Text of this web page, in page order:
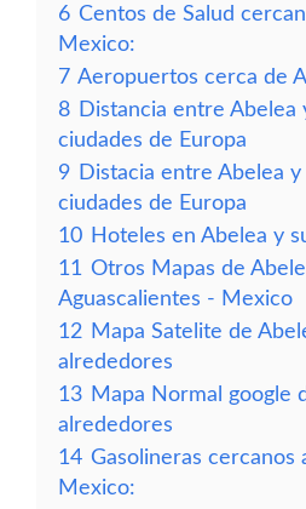
6 Centos de Salud
Mexico:
7 Aeropuertos cerca de
8 Distancia entre Abelea
ciudades de Europa
9 Distacia entre Abelea
ciudades de Europa
10 Hoteles en Abelea y
11 Otros Mapas de
Aguascalientes - Mexico
12 Mapa Satelite de
alrededores
13 Mapa Normal google
alrededores
14 Gasolineras cercanos
Mexico: